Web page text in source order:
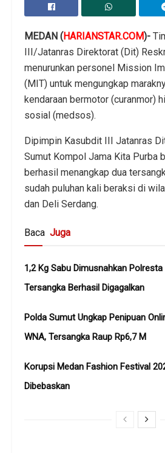
MEDAN (HARIANSTAR.COM)-
III/Jatanras Direktorat (Dit)
menurunkan personel Mission
(MIT) untuk mengungkap
kendaraan bermotor (curanmor)
sosial (medsos).
Dipimpin Kasubdit III Jatanras
Sumut Kompol Jama Kita Purba
berhasil menangkap dua
sudah puluhan kali beraksi di
dan Deli Serdang.
Baca Juga
1,2 Kg Sabu Dimusnahkan
Tersangka Berhasil Digagalkan
Polda Sumut Ungkap Penipuan
WNA, Tersangka Raup Rp6,7 M
Korupsi Medan Fashion Festival
Dibebaskan